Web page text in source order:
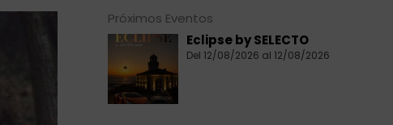
Próximos Eventos
Eclipse by SELECTO
Del 12/08/2026 al 12/08/2026